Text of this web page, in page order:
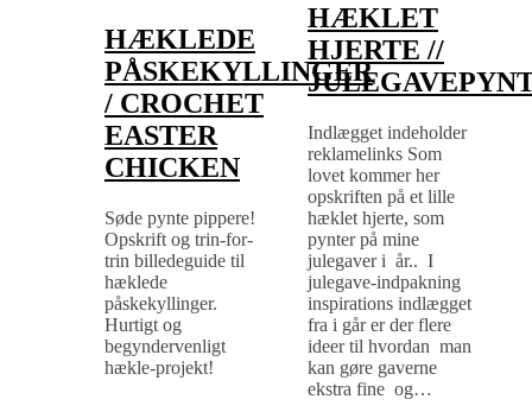
HÆKLEDE
PÅSKEKYLLINGER
/ CROCHET
EASTER
CHICKEN
Søde pynte pippere!
Opskrift og trin-for-
trin billedeguide til
hæklede
påskekyllinger.
Hurtigt og
begyndervenligt
hækle-projekt!
HÆKLET
HJERTE //
Indlægget indeholder
reklamelinks Som
lovet kommer her
opskriften på et lille
hæklet hjerte, som
pynter på mine
julegaver i år.. I
julegave-indpakning
inspirations indlægget
fra i går er der flere
ideer til hvordan man
kan gøre gaverne
ekstra fine og…